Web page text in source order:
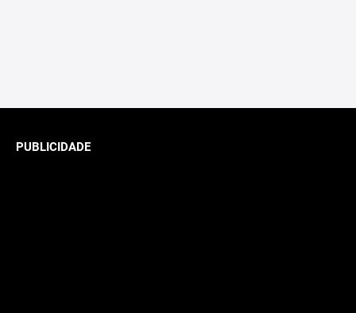
PUBLICIDADE